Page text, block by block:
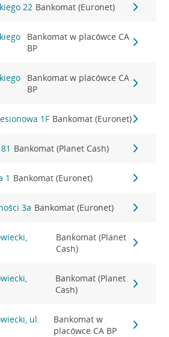
22 Bankomat (Euronet)
Bankomat w placówce CA
BP
Bankomat w placówce CA
BP
1F Bankomat (Euronet)
Bankomat (Planet Cash)
1 Bankomat (Euronet)
3a Bankomat (Euronet)
Bankomat (Planet
Cash)
Bankomat (Planet
Cash)
ul.
Bankomat w
placówce CA BP